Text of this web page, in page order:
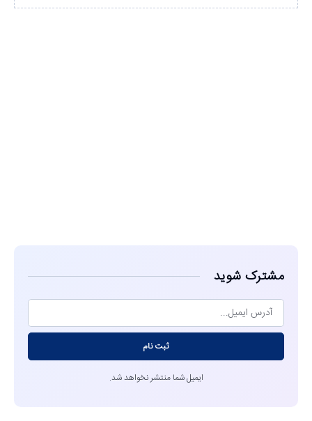
مشترک شوید
ثبت نام
ایمیل شما منتشر نخواهد شد.